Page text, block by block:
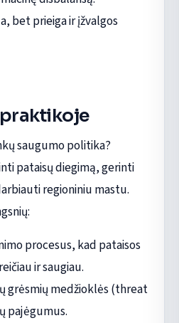
bet prieiga ir įžvalgos
praktikoje
saugumo politika?
pataisų diegimą, gerinti
regioniniu mastu.
procesus, kad pataisos
ir saugiau.
grėsmių medžioklės (threat
pajėgumus.